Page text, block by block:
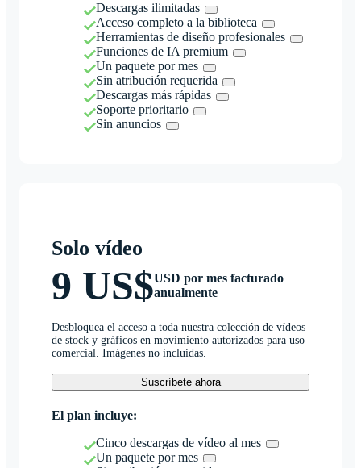
Descargas ilimitadas
Acceso completo a la biblioteca
Herramientas de diseño profesionales
Funciones de IA premium
Un paquete por mes
Sin atribución requerida
Descargas más rápidas
Soporte prioritario
Sin anuncios
Solo vídeo
9 US$USD por mes facturado
anualmente
Desbloquea el acceso a toda nuestra colección de vídeos
de stock y gráficos en movimiento autorizados para uso
comercial. Imágenes no incluidas.
Suscríbete ahora
El plan incluye:
Cinco descargas de vídeo al mes
Un paquete por mes